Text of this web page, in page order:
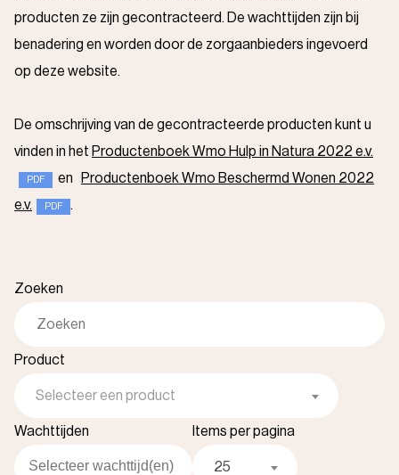
producten ze zijn gecontracteerd. De wachttijden zijn bij
benadering en worden door de zorgaanbieders ingevoerd
op deze website.
De omschrijving van de gecontracteerde producten kunt u
vinden in het Productenboek Wmo Hulp in Natura 2022 e.v.
en
Productenboek Wmo Beschermd Wonen 2022
e.v.
.
Zoeken
Product
Selecteer een product
Wachttijden Items per pagina
25